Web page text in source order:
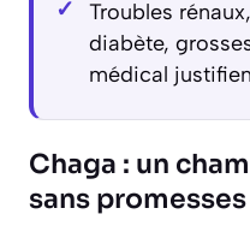
Troubles
diabète,
médical
Chaga : un
sans